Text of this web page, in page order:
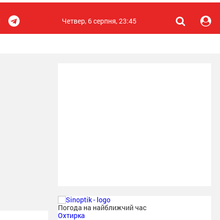
Четвер, 6 серпня, 23:45
Погода на найближчий час
Охтирка